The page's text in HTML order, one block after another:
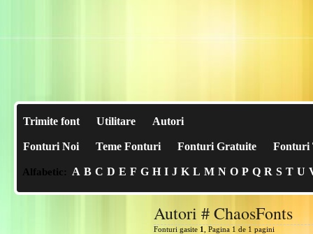
Trimite font Utilitare Autori
Fonturi Noi Teme Fonturi Fonturi Gratuite Fonturi
Alfabetic: A B C D E F G H I J K L M N O P Q R S T U
Autori # ChaosFonts
Fonturi gasite 1 , Pagina 1 de 1 pagini